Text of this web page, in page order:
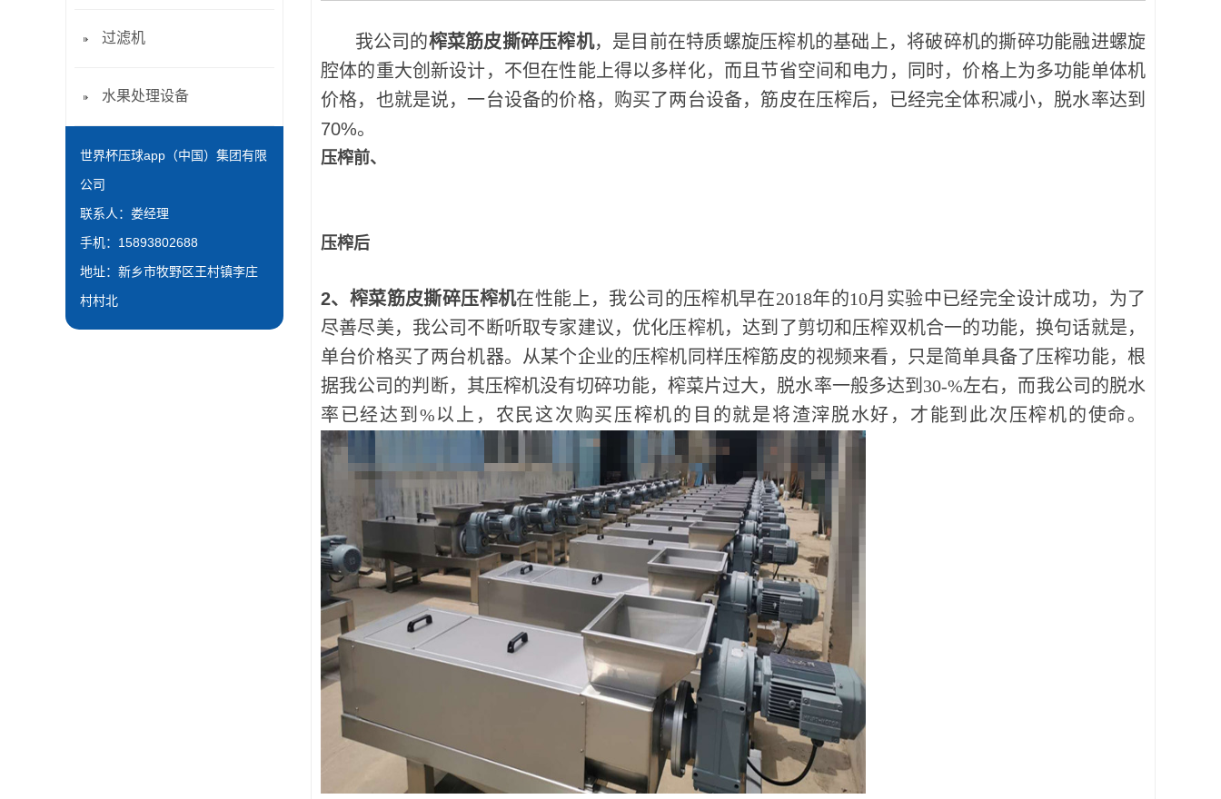
我公司的榨菜筋皮撕碎压榨机，是目前在特质螺旋压榨机的基础上，将破碎机的撕碎功能融进螺旋
腔体的重大创新设计，不但在性能上得以多样化，而且节省空间和电力，同时，价格上为多功能单体机
价格，也就是说，一台设备的价格，购买了两台设备，筋皮在压榨后，已经完全体积减小，脱水率达到
70%。
压榨前、
压榨后
2、榨菜筋皮撕碎压榨机在性能上，我公司的压榨机早在2018年的10月实验中已经完全设计成功，为了
尽善尽美，我公司不断听取专家建议，优化压榨机，达到了剪切和压榨双机合一的功能，换句话就是，
单台价格买了两台机器。从某个企业的压榨机同样压榨筋皮的视频来看，只是简单具备了压榨功能，根
据我公司的判断，其压榨机没有切碎功能，榨菜片过大，脱水率一般多达到30-%左右，而我公司的脱水
率已经达到%以上，农民这次购买压榨机的目的就是将渣滓脱水好，才能到此次压榨机的使命。
过滤机
水果处理设备
世界杯压球app（中国）集团有限
公司
联系人：娄经理
手机：15893802688
地址：新乡市牧野区王村镇李庄
村村北